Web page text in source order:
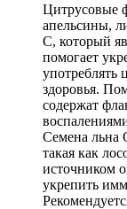
Цитрусовые
апельсины,
C, который
помогает
употреблять
здоровья.
содержат
Семена льна
такая как
источником
укрепить